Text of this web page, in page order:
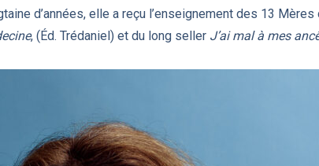
d’années, elle a reçu l’enseignement des 13
, (Éd. Trédaniel) et du long seller J’ai mal à mes